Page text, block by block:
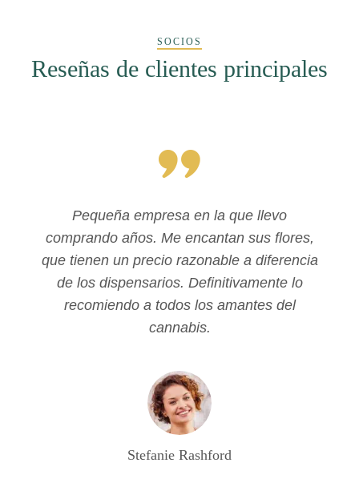
SOCIOS
Reseñas de clientes principales
Pequeña empresa en la que llevo
comprando años. Me encantan sus flores,
que tienen un precio razonable a diferencia
de los dispensarios. Definitivamente lo
recomiendo a todos los amantes del
cannabis.
Stefanie Rashford